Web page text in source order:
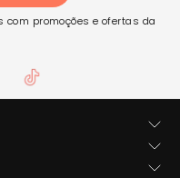
promoções e ofertas da